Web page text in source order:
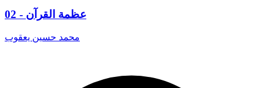
02 - عظمة القرآن
محمد حسين يعقوب